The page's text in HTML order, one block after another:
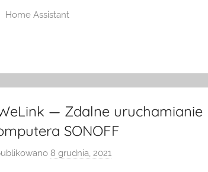
h
Home Assistant
— Zdalne uruchamianie
SONOFF
8 grudnia, 2021